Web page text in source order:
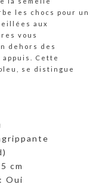
les chocs pour un
aux
vous
dehors des
Cette
se distingue
cm
Oui